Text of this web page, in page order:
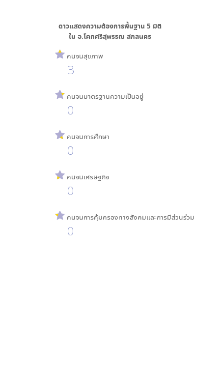
ดาวแสดงความต้องการพื้นฐาน 5 มิติ
ใน อ.โคกศรีสุพรรณ สกลนคร
คนจนสุขภาพ
3
คนจนมาตรฐานความเป็นอยู่
0
คนจนการศึกษา
0
คนจนเศรษฐกิจ
0
คนจนการคุ้มครองทางสังคมและการมีส่วนร่วม
0